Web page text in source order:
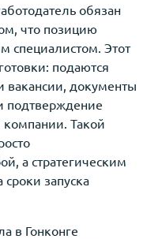
обязан
что позицию
специалистом. Этот
подаются
вакансии, документы
подтверждение
компании. Такой
а стратегическим
запуска
в Гонконге